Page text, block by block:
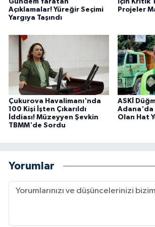
Gündem Yaratan
Açıklamalar! Yüreğir Seçimi
Yargıya Taşındı
İçin Kritik
Projeler
Çukurova Havalimanı'nda
100 Kişi İşten Çıkarıldı
İddiası! Müzeyyen Şevkin
TBMM'de Sordu
ASKİ
Adana'da
Olan Hat
Yorumlar